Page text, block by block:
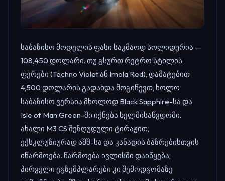
საბაზისო მოდელის ფასი საკმაოდ სოლიდურია —
108,450 დოლარი. თუ გსურთ რეტრო სტილის
ფერები (Techno Violet ან Imola Red), დამატებით
4,500 დოლარის გადახდა მოგიწევთ, ხოლო
საბაზისო ვერსია მხოლოდ Black Sapphire-სა და
Isle of Man Green-ში იქნება ხელმისაწვდომი.
ახალი M3 CS შეზღუდული ტირაჟით,
ექსკლუზიურად აშშ-სა და კანადის ბაზრებისთვის
იწარმოება. წარმოება ივლისში დაიწყება,
პირველი ეგზემპლარები კი შემოდგომაზე